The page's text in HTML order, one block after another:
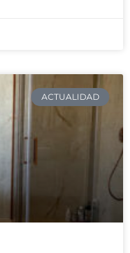
ACTUALIDAD